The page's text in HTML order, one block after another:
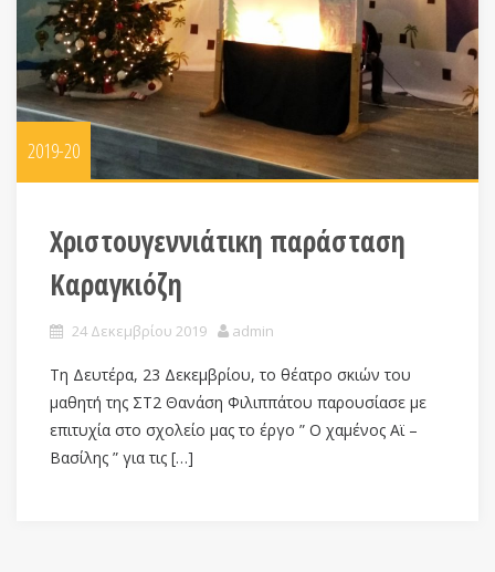
2019-20
Χριστουγεννιάτικη παράσταση
Καραγκιόζη
24 Δεκεμβρίου 2019 admin
Τη Δευτέρα, 23 Δεκεμβρίου, το θέατρο σκιών του
μαθητή της ΣΤ2 Θανάση Φιλιππάτου παρουσίασε με
επιτυχία στο σχολείο μας το έργο ” Ο χαμένος Αϊ –
Βασίλης ” για τις […]